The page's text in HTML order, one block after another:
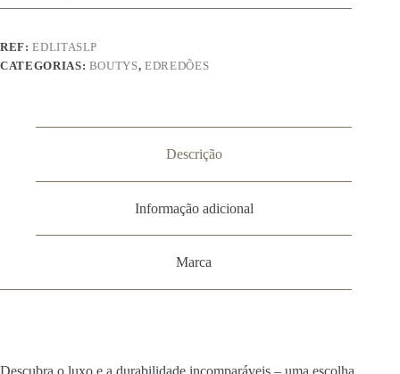
REF:EDLITASLP
CATEGORIAS: BOUTYS,EDREDÕES
Descrição
Informação adicional
Marca
Descubra o luxo e a durabilidade incomparáveis – uma escolha